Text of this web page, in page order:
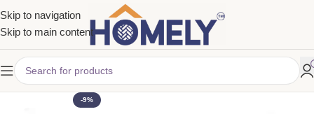
Skip to navigation
Skip to main content
-9%